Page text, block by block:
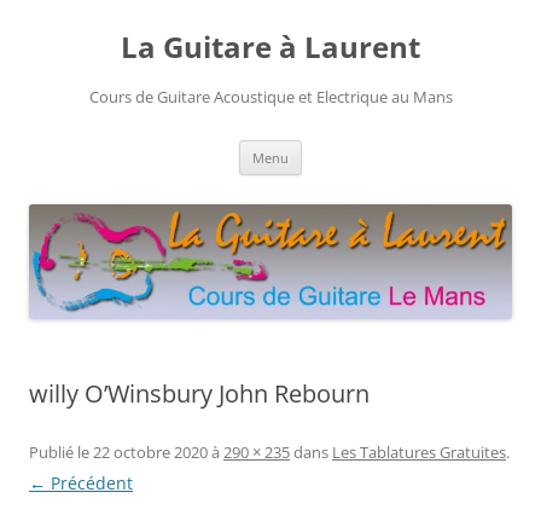
La Guitare à Laurent
Cours de Guitare Acoustique et Electrique au Mans
Menu
willy O’Winsbury John Rebourn
Publié le22 octobre 2020à 290 × 235dans Les Tablatures Gratuites.
← Précédent